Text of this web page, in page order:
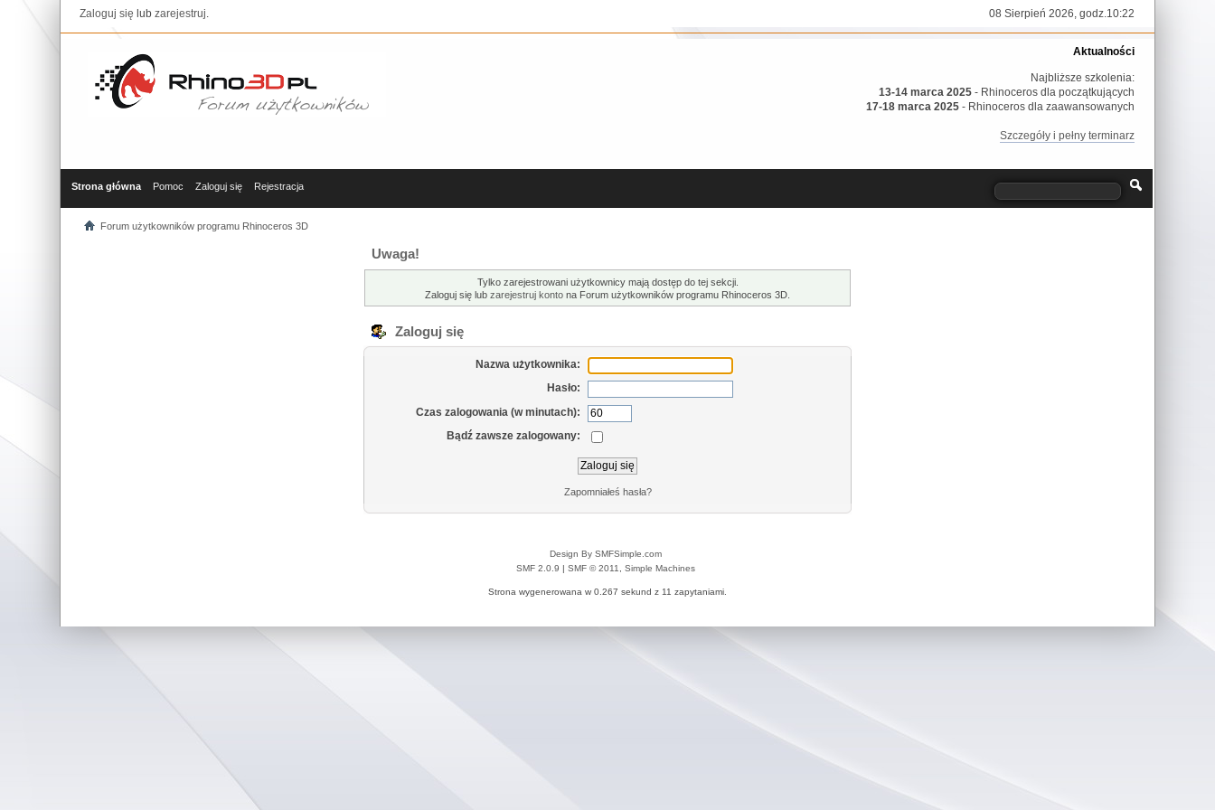
Zaloguj się lubzarejestruj. 08 Sierpień 2026, godz.10:22
Aktualności
Najbliższe szkolenia:
13-14 marca 2025 - Rhinoceros dla początkujących
17-18 marca 2025 - Rhinoceros dla zaawansowanych
Szczegóły i pełny terminarz
Strona główna Pomoc Zaloguj się Rejestracja
Forum użytkowników programu Rhinoceros 3D
Uwaga!
Tylko zarejestrowani użytkownicy mają dostęp do tej sekcji.
Zaloguj się lub zarejestruj konto na Forum użytkowników programu Rhinoceros 3D.
Zaloguj się
Nazwa użytkownika:
Hasło:
Czas zalogowania (w minutach):
Bądź zawsze zalogowany:
Zapomniałeś hasła?
Design By SMFSimple.com
SMF 2.0.9
SMF © 2011, Simple Machines
Strona wygenerowana w 0.267 sekund z 11 zapytaniami.